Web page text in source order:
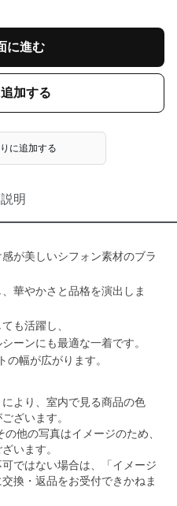
に進む
加する
に追加する
明
が美しいシフォン素材のブラ
華やかさと品格を演出しま
も活躍し、
ーンにも最適な一着です。
の幅が広がります。
より、室内で見る商品の色
ざいます。
他の写真はイメージのため、
います。
ではない場合は、「イメージ
換・返品をお受付できかねま